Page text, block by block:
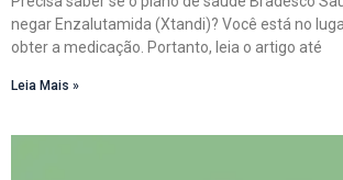
negar Enzalutamida (Xtandi)? Você está no
obter a medicação. Portanto, leia o artigo até
Leia Mais »